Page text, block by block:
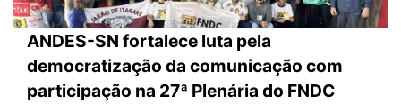
ANDES-SN fortalece luta pela
democratização da comunicação com
participação na 27ª Plenária do FNDC